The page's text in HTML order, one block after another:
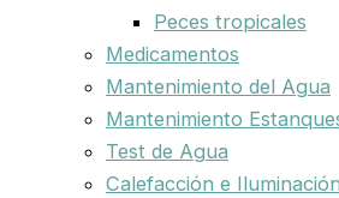
Peces tropicales
Medicamentos
Mantenimiento del Agua
Mantenimiento
Test de Agua
Calefacción e